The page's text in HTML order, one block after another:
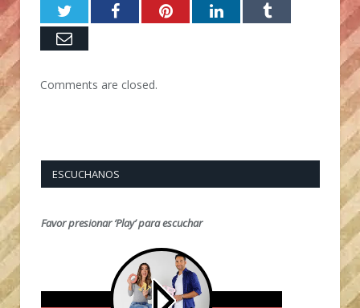
TwitterFacebookPinterestLinkedInTumblr
Email
Comments are closed.
ESCUCHANOS
Favor presionar ‘Play’ para escuchar